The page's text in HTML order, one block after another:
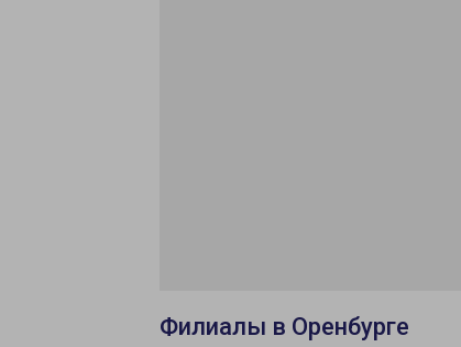
Филиалы в Оренбурге